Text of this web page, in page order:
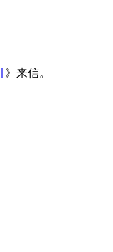
》来信。